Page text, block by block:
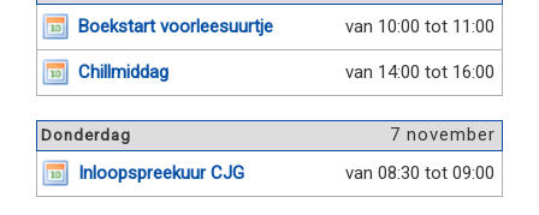
van 10:00 tot 11:00
Boekstart voorleesuurtje
van 14:00 tot 16:00
Chillmiddag
7 november
Donderdag
van 08:30 tot 09:00
Inloopspreekuur CJG